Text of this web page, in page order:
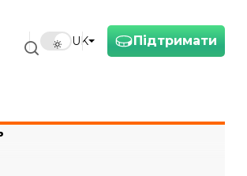
Підтримати
UK